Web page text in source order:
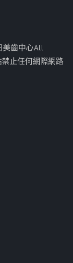
美齒中心All
止任何網際網路